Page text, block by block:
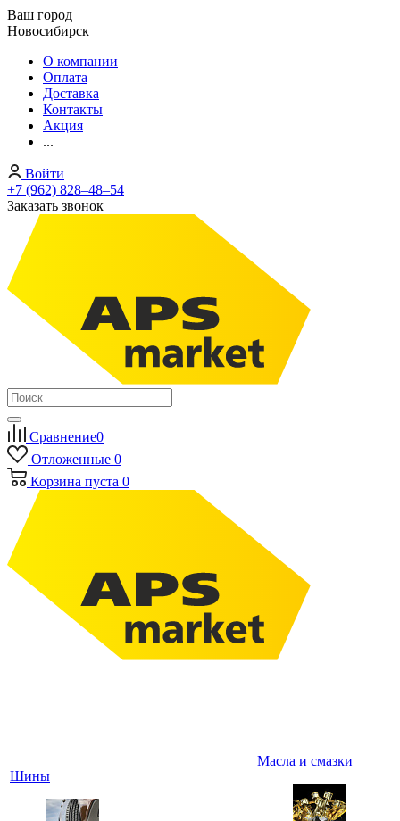
Ваш город
Новосибирск
О компании
Оплата
Доставка
Контакты
Акция
...
Войти
+7 (962) 828‒48‒54
Заказать звонок
Сравнение0
Отложенные 0
Корзина пуста 0
Шины
Масла и смазки